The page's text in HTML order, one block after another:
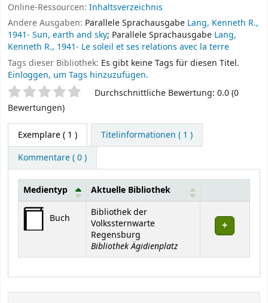
Online-Ressourcen: Inhaltsverzeichnis
Andere Ausgaben: Parallele Sprachausgabe Lang, Kenneth R.,
1941- Sun, earth and sky; Parallele Sprachausgabe Lang,
Kenneth R., 1941- Le soleil et ses relations avec la terre
Tags dieser Bibliothek: Es gibt keine Tags für diesen Titel.
Einloggen, um Tags hinzuzufügen.
SternchenbewertungDurchschnittliche Bewertung: 0.0 (0
Bewertungen)
Exemplare( 1 )
Titelinformationen ( 1 )
Kommentare ( 0 )
Exemplare
Medientyp Aktuelle Bibliothek
Buch
Bibliothek der
Volkssternwarte
Regensburg
Bibliothek Ägidienplatz